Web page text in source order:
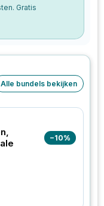
Gratis
Alle bundels bekijken
−10%